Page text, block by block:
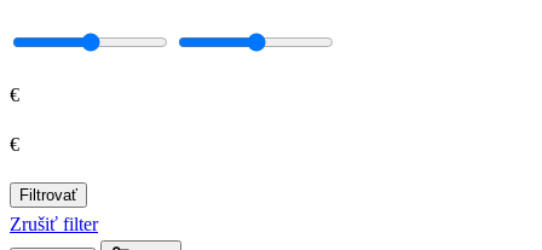
€
€
Filtrovať
Zrušiť filter